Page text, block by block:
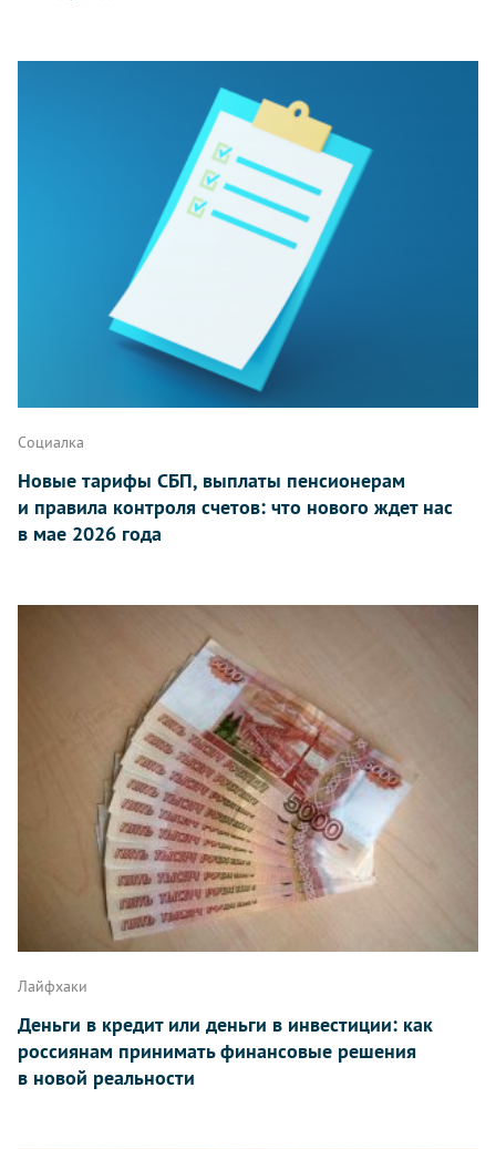
Социалка
Новые тарифы СБП, выплаты пенсионерам
и правила контроля счетов: что нового ждет нас
в мае 2026 года
Лайфхаки
Деньги в кредит или деньги в инвестиции: как
россиянам принимать финансовые решения
в новой реальности